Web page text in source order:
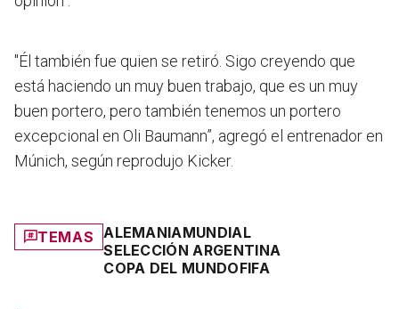
"Él también fue quien se retiró. Sigo creyendo que
está haciendo un muy buen trabajo, que es un muy
buen portero, pero también tenemos un portero
excepcional en Oli Baumann”, agregó el entrenador en
Múnich, según reprodujo Kicker.
TEMAS ALEMANIAMUNDIAL
SELECCIÓN ARGENTINA
COPA DEL MUNDOFIFA